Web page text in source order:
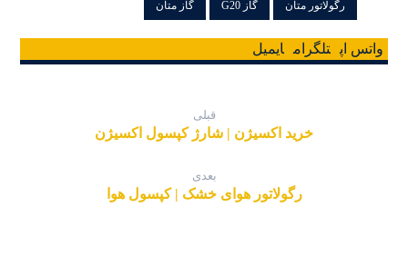
رگولاتور متان گاز G20 گاز متان
واتس اپ تلگرام ایمیل
قبلی
خرید اکسیژن | شارژ کپسول اکسیژن
بعدی
رگولاتور هوای خشک | کپسول هوا